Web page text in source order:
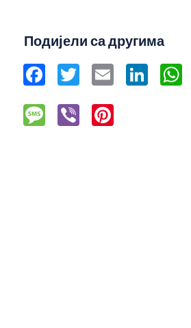
Подијели са другима
Facebook
Twitter Email LinkedIn
MessageViber